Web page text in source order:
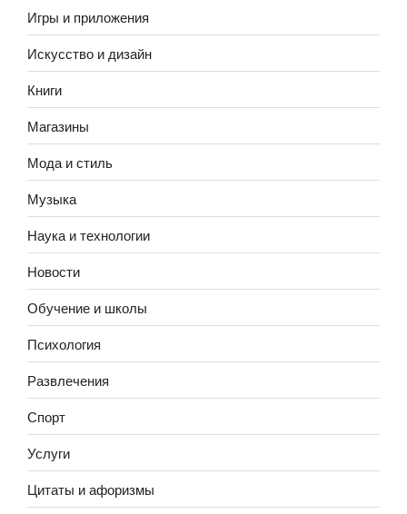
Игры и приложения
Искусство и дизайн
Книги
Магазины
Мода и стиль
Музыка
Наука и технологии
Новости
Обучение и школы
Психология
Развлечения
Спорт
Услуги
Цитаты и афоризмы